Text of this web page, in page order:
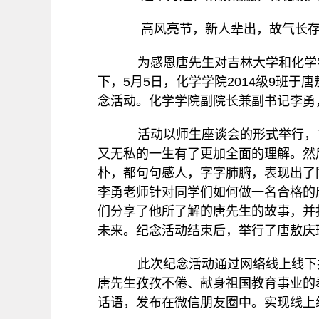
高风亮节，新人辈出，故气长
为感恩唐先生对吉林大学和化学
下，5月5日，化学学院2014级9班于
念活动。化学学院副院长兼副书记李
活动以师生座谈会的形式举行，
又无私的一生有了更加全面的理解。
朴，都句句感人，字字肺腑，表现出
李勇老师针对同学们如何做一名合格
们分享了他所了解的唐先生的故事，
未来。纪念活动结束后，举行了唐敖
此次纪念活动通过网络线上线下
唐先生孜孜不倦、献身祖国教育事业
话语，发布在微信朋友圈中。实现线